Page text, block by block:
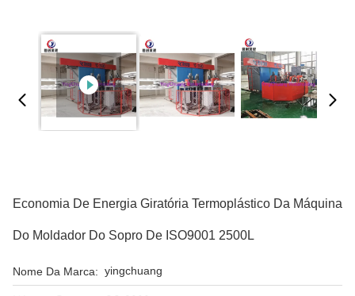
Economia De Energia Giratória Termoplástico Da Máquina
Do Moldador Do Sopro De ISO9001 2500L
Nome Da Marca: yingchuang